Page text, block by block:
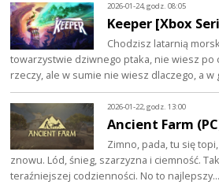
2026-01-24, godz. 08:05
Keeper [Xbox
Chodzisz latarnią
towarzystwie dziwnego ptaka, nie wiesz po
rzeczy, ale w sumie nie wiesz dlaczego, a w
2026-01-22, godz. 13:00
Ancient Farm
Zimno, pada, tu się
znowu. Lód, śnieg, szarzyzna i ciemność.
teraźniejszej codzienności. No to najlepszy…